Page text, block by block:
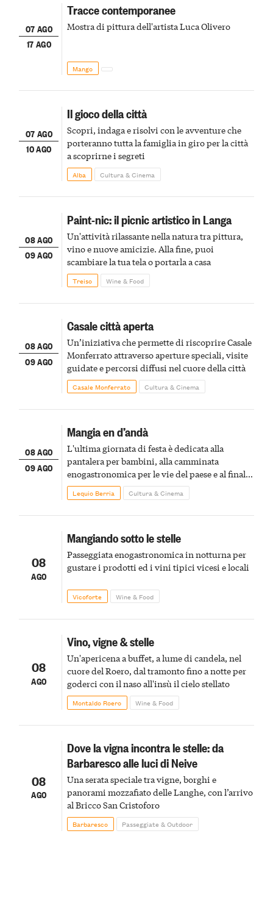
07 AGO
17 AGO
Tracce contemporanee
Mostra di pittura dell'artista Luca Olivero
Mango
07 AGO
10 AGO
Il gioco della città
Scopri, indaga e risolvi con le avventure che
porteranno tutta la famiglia in giro per la città
a scoprirne i segreti
Alba Cultura & Cinema
08 AGO
09 AGO
Paint-nic: il picnic artistico in Langa
Un'attività rilassante nella natura tra pittura,
vino e nuove amicizie. Alla fine, puoi
scambiare la tua tela o portarla a casa
Treiso Wine & Food
08 AGO
09 AGO
Casale città aperta
Un’iniziativa che permette di riscoprire Casale
Monferrato attraverso aperture speciali, visite
guidate e percorsi diffusi nel cuore della città
Casale Monferrato Cultura & Cinema
08 AGO
09 AGO
Mangia en d’andà
L'ultima giornata di festa è dedicata alla
pantalera per bambini, alla camminata
enogastronomica per le vie del paese e al finale
pirotecnico
Lequio Berria Cultura & Cinema
08
AGO
Mangiando sotto le stelle
Passeggiata enogastronomica in notturna per
gustare i prodotti ed i vini tipici vicesi e locali
Vicoforte Wine & Food
08
AGO
Vino, vigne & stelle
Un'apericena a buffet, a lume di candela, nel
cuore del Roero, dal tramonto fino a notte per
goderci con il naso all'insù il cielo stellato
Montaldo Roero Wine & Food
08
AGO
Dove la vigna incontra le stelle: da
Barbaresco alle luci di Neive
Una serata speciale tra vigne, borghi e
panorami mozzafiato delle Langhe, con l’arrivo
al Bricco San Cristoforo
Barbaresco Passeggiate & Outdoor